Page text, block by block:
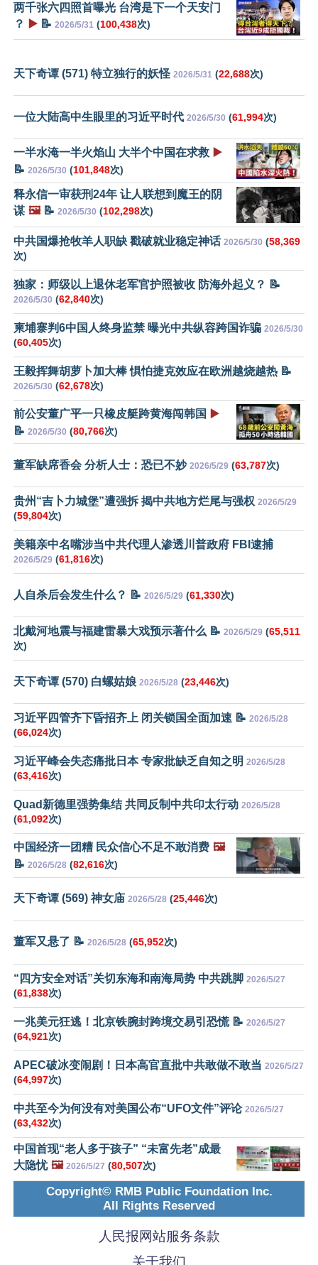
两千张六四照首曝光 台湾是下一个天安门
？
▶️ 📝 2026/5/31 (100,438次)
天下奇谭 (571) 特立独行的妖怪 2026/5/31 (22,688次)
一位大陆高中生眼里的习近平时代 2026/5/30 (61,994次)
一半水淹一半火焰山 大半个中国在求救 ▶️
📝 2026/5/30 (101,848次)
释永信一审获刑24年 让人联想到魔王的阴
谋 🖼️📝 2026/5/30 (102,298次)
中共国爆抢牧羊人职缺 戳破就业稳定神话 2026/5/30 (58,369
次)
独家：师级以上退休老军官护照被收 防海外起义？ 📝
2026/5/30 (62,840次)
柬埔寨判6中国人终身监禁 曝光中共纵容跨国诈骗 2026/5/30
(60,405次)
王毅挥舞胡萝卜加大棒 惧怕捷克效应在欧洲越烧越热 📝
2026/5/30 (62,678次)
前公安董广平一只橡皮艇跨黄海闯韩国 ▶️
📝 2026/5/30 (80,766次)
董军缺席香会 分析人士：恐已不妙 2026/5/29 (63,787次)
贵州“吉卜力城堡”遭强拆 揭中共地方烂尾与强权 2026/5/29
(59,804次)
美籍亲中名嘴涉当中共代理人渗透川普政府 FBI逮捕
2026/5/29 (61,816次)
人自杀后会发生什么？ 📝 2026/5/29 (61,330次)
北戴河地震与福建雷暴大戏预示著什么 📝 2026/5/29 (65,511
次)
天下奇谭 (570) 白螺姑娘 2026/5/28 (23,446次)
习近平四管齐下昏招齐上 闭关锁国全面加速 📝 2026/5/28
(66,024次)
习近平峰会失态痛批日本 专家批缺乏自知之明 2026/5/28
(63,416次)
Quad新德里强势集结 共同反制中共印太行动 2026/5/28
(61,092次)
中国经济一团糟 民众信心不足不敢消费 🖼️
📝 2026/5/28 (82,616次)
天下奇谭 (569) 神女庙 2026/5/28 (25,446次)
董军又悬了 📝 2026/5/28 (65,952次)
“四方安全对话”关切东海和南海局势 中共跳脚 2026/5/27
(61,838次)
一兆美元狂逃！北京铁腕封跨境交易引恐慌 📝 2026/5/27
(64,921次)
APEC破冰变闹剧！日本高官直批中共敢做不敢当 2026/5/27
(64,997次)
中共至今为何没有对美国公布“UFO文件”评论 2026/5/27
(63,432次)
中国首现“老人多于孩子” “未富先老”成最
大隐忧 🖼️ 2026/5/27 (80,507次)
Copyright© RMB Public Foundation Inc.
All Rights Reserved
人民报网站服务条款
关于我们